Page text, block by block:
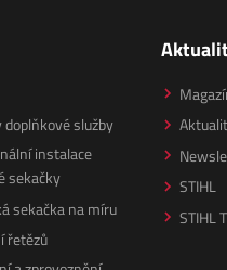
doplňkové služby
instalace
sekačky
sekačka na míru
řetězů
STIHL
STIHL